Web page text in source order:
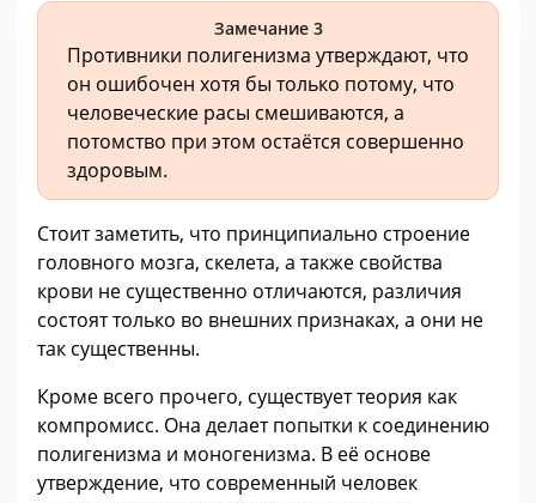
Замечание 3
Противники полигенизма утверждают, что
он ошибочен хотя бы только потому, что
человеческие расы смешиваются, а
потомство при этом остаётся совершенно
здоровым.
Стоит заметить, что принципиально строение
головного мозга, скелета, а также свойства
крови не существенно отличаются, различия
состоят только во внешних признаках, а они не
так существенны.
Кроме всего прочего, существует теория как
компромисс. Она делает попытки к соединению
полигенизма и моногенизма. В её основе
утверждение, что современный человек